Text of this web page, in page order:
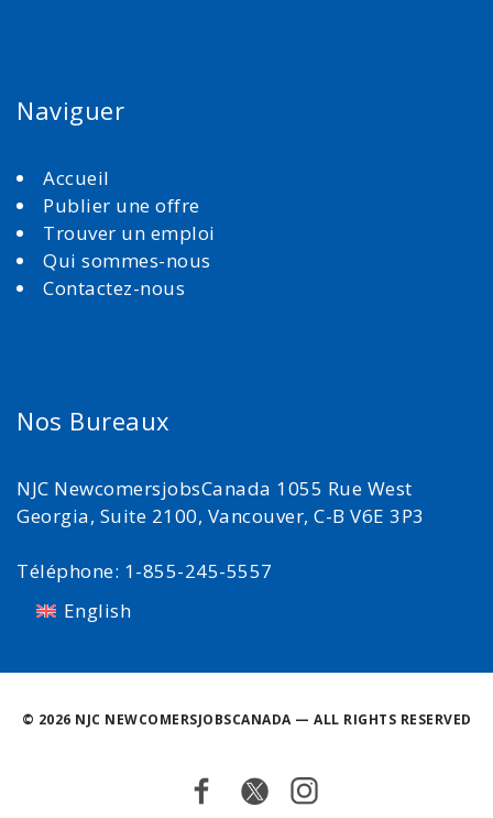
Naviguer
Accueil
Publier une offre
Trouver un emploi
Qui sommes-nous
Contactez-nous
Nos Bureaux
NJC NewcomersjobsCanada 1055 Rue West
Georgia, Suite 2100, Vancouver, C-B V6E 3P3
Téléphone: 1-855-245-5557
English
© 2026 NJC NEWCOMERSJOBSCANADA — ALL RIGHTS RESERVED
Facebook
TwitterInstagram